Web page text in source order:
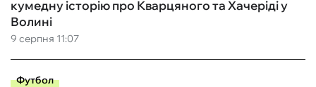
9 серпня 11:07
кумедну історію про Кварцяного та Хачеріді у
Волині
Футбол